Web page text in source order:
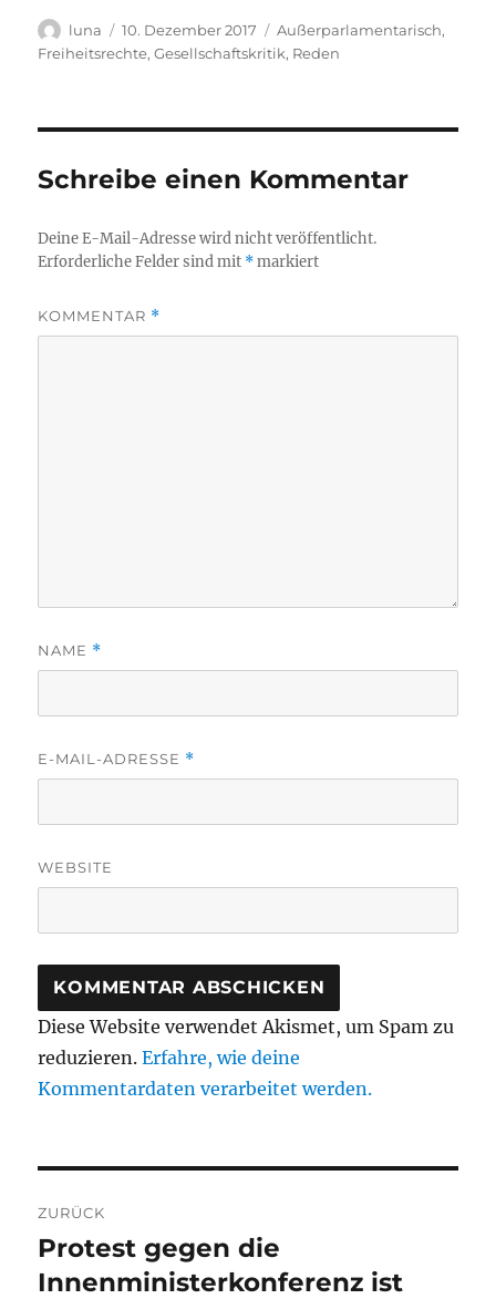
Autor
luna
Veröffentlicht
am
10. Dezember 2017 Kategorien
Außerparlamentarisch,
Freiheitsrechte,Gesellschaftskritik, Reden
Schreibe einen Kommentar
Deine E-Mail-Adresse wird nicht veröffentlicht.
Erforderliche Felder sind mit *markiert
KOMMENTAR *
NAME *
E-MAIL-ADRESSE *
WEBSITE
Diese Website verwendet Akismet, um Spam zu
reduzieren.Erfahre, wie deine
Kommentardaten verarbeitet werden.
ZURÜCK
Vorheriger
Beitrag:
Protest gegen die
Innenministerkonferenz ist